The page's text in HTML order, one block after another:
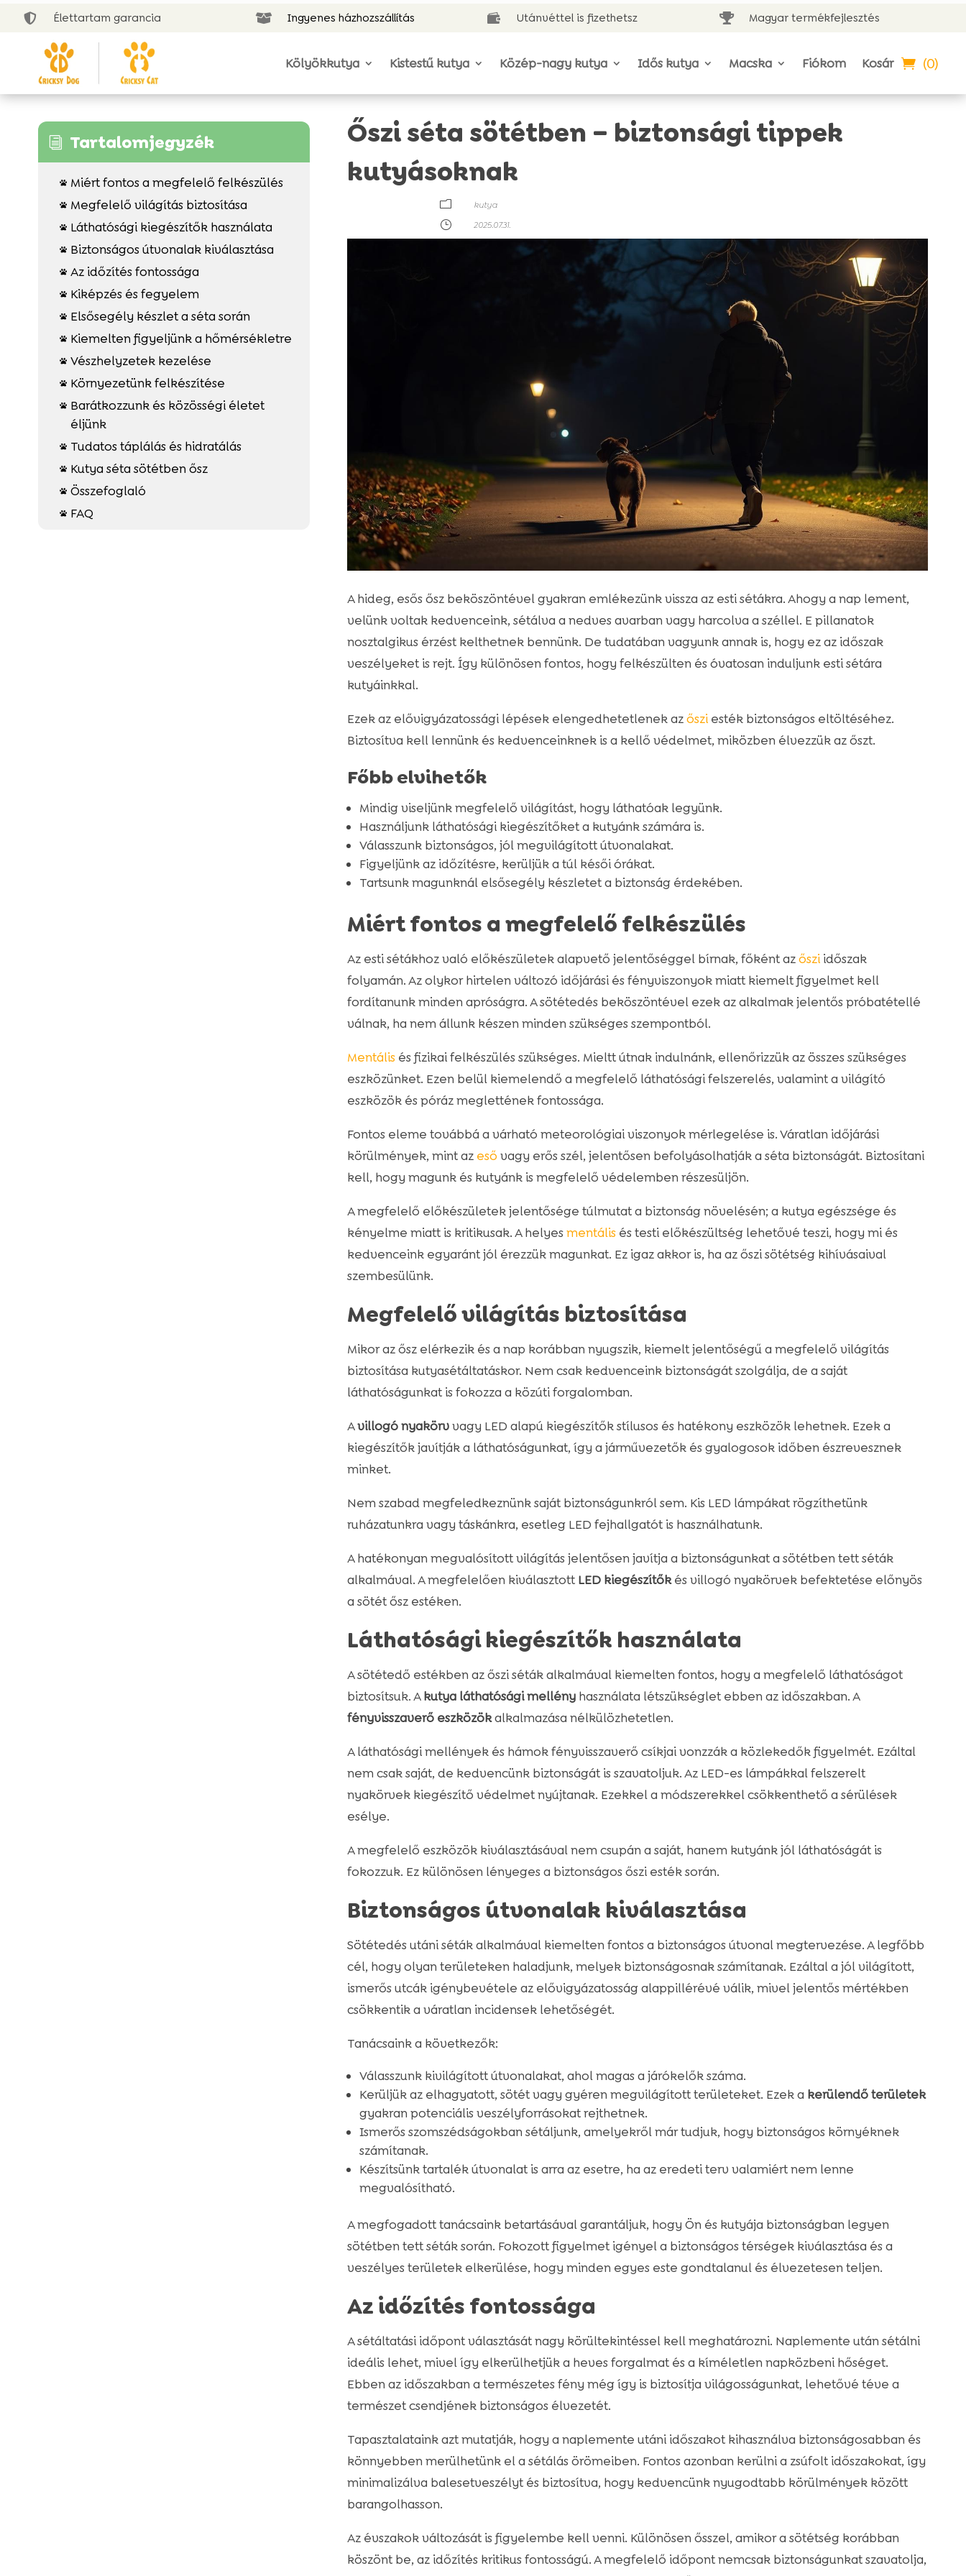
 Élettartam garancia  Ingyenes házhozszállítás  Utánvéttel is fizethetsz  Magyar termékfejlesztés
Kölyökkutya Kistestű kutya Közép-nagy kutya Idős kutya Macska Fiókom Kosár (0)
i Tartalomjegyzék
 Miért fontos a megfelelő felkészülés
 Megfelelő világítás biztosítása
 Láthatósági kiegészítők használata
 Biztonságos útvonalak kiválasztása
 Az időzítés fontossága
 Kiképzés és fegyelem
 Elsősegély készlet a séta során
 Kiemelten figyeljünk a hőmérsékletre
 Vészhelyzetek kezelése
 Környezetünk felkészítése

Barátkozzunk és közösségi életet
éljünk
 Tudatos táplálás és hidratálás
 Kutya séta sötétben ősz
 Összefoglaló
 FAQ
Őszi séta sötétben – biztonsági tippek
kutyásoknak
m
kutya
}
2025.07.31.
A hideg, esős ősz beköszöntével gyakran emlékezünk vissza az esti sétákra. Ahogy a nap lement,
velünk voltak kedvenceink, sétálva a nedves avarban vagy harcolva a széllel. E pillanatok
nosztalgikus érzést kelthetnek bennünk. De tudatában vagyunk annak is, hogy ez az időszak
veszélyeket is rejt. Így különösen fontos, hogy felkészülten és óvatosan induljunk esti sétára
kutyáinkkal.
Ezek az elővigyázatossági lépések elengedhetetlenek azősziesték biztonságos eltöltéséhez.
Biztosítva kell lennünk és kedvenceinknek is a kellő védelmet, miközben élvezzük az őszt.
Főbb elvihetők
Mindig viseljünk megfelelő világítást, hogy láthatóak legyünk.
Használjunk láthatósági kiegészítőket a kutyánk számára is.
Válasszunk biztonságos, jól megvilágított útvonalakat.
Figyeljünk az időzítésre, kerüljük a túl késői órákat.
Tartsunk magunknál elsősegély készletet a biztonság érdekében.
Miért fontos a megfelelő felkészülés
Az esti sétákhoz való előkészületek alapvető jelentőséggel bírnak, főként azősziidőszak
folyamán. Az olykor hirtelen változó időjárási és fényviszonyok miatt kiemelt figyelmet kell
fordítanunk minden apróságra. A sötétedés beköszöntével ezek az alkalmak jelentős próbatétellé
válnak, ha nem állunk készen minden szükséges szempontból.
Mentálisés fizikai felkészülés szükséges. Mieltt útnak indulnánk, ellenőrizzük az összes szükséges
eszközünket. Ezen belül kiemelendő a megfelelő láthatósági felszerelés, valamint a világító
eszközök és póráz meglettének fontossága.
Fontos eleme továbbá a várható meteorológiai viszonyok mérlegelése is. Váratlan időjárási
körülmények, mint az eső vagy erős szél, jelentősen befolyásolhatják a séta biztonságát. Biztosítani
kell, hogy magunk és kutyánk is megfelelő védelemben részesüljön.
A megfelelő előkészületek jelentősége túlmutat a biztonság növelésén; a kutya egészsége és
kényelme miatt is kritikusak. A helyesmentálisés testi előkészültség lehetővé teszi, hogy mi és
kedvenceink egyaránt jól érezzük magunkat. Ez igaz akkor is, ha az őszi sötétség kihívásaival
szembesülünk.
Megfelelő világítás biztosítása
Mikor az ősz elérkezik és a nap korábban nyugszik, kiemelt jelentőségű a megfelelő világítás
biztosítása kutyasétáltatáskor. Nem csak kedvenceink biztonságát szolgálja, de a saját
láthatóságunkat is fokozza a közúti forgalomban.
Avillogó nyakörvvagy LED alapú kiegészítők stílusos és hatékony eszközök lehetnek. Ezek a
kiegészítők javítják a láthatóságunkat, így a járművezetők és gyalogosok időben észrevesznek
minket.
Nem szabad megfeledkeznünk saját biztonságunkról sem. Kis LED lámpákat rögzíthetünk
ruházatunkra vagy táskánkra, esetleg LED fejhallgatót is használhatunk.
A hatékonyan megvalósított világítás jelentősen javítja a biztonságunkat a sötétben tett séták
alkalmával. A megfelelően kiválasztott LED kiegészítőkés villogó nyakörvek befektetése előnyös
a sötét ősz estéken.
Láthatósági kiegészítők használata
A sötétedő estékben az őszi séták alkalmával kiemelten fontos, hogy a megfelelő láthatóságot
biztosítsuk. Akutya láthatósági mellényhasználata létszükséglet ebben az időszakban. A
fényvisszaverő eszközökalkalmazása nélkülözhetetlen.
A láthatósági mellények és hámok fényvisszaverő csíkjai vonzzák a közlekedők figyelmét. Ezáltal
nem csak saját, de kedvencünk biztonságát is szavatoljuk. Az LED-es lámpákkal felszerelt
nyakörvek kiegészítő védelmet nyújtanak. Ezekkel a módszerekkel csökkenthető a sérülések
esélye.
A megfelelő eszközök kiválasztásával nem csupán a saját, hanem kutyánk jól láthatóságát is
fokozzuk. Ez különösen lényeges a biztonságos őszi esték során.
Biztonságos útvonalak kiválasztása
Sötétedés utáni séták alkalmával kiemelten fontos a biztonságos útvonal megtervezése. A legfőbb
cél, hogy olyan területeken haladjunk, melyek biztonságosnak számítanak. Ezáltal a jól világított,
ismerős utcák igénybevétele az elővigyázatosság alappillérévé válik, mivel jelentős mértékben
csökkentik a váratlan incidensek lehetőségét.
Tanácsaink a következők:
Válasszunk kivilágított útvonalakat, ahol magas a járókelők száma.
Kerüljük az elhagyatott, sötét vagy gyéren megvilágított területeket. Ezek a kerülendő területek
gyakran potenciális veszélyforrásokat rejthetnek.
Ismerős szomszédságokban sétáljunk, amelyekről már tudjuk, hogy biztonságos környéknek
számítanak.
Készítsünk tartalék útvonalat is arra az esetre, ha az eredeti terv valamiért nem lenne
megvalósítható.
A megfogadott tanácsaink betartásával garantáljuk, hogy Ön és kutyája biztonságban legyen
sötétben tett séták során. Fokozott figyelmet igényel a biztonságos térségek kiválasztása és a
veszélyes területek elkerülése, hogy minden egyes este gondtalanul és élvezetesen teljen.
Az időzítés fontossága
A sétáltatási időpont választását nagy körültekintéssel kell meghatározni. Naplemente után sétálni
ideális lehet, mivel így elkerülhetjük a heves forgalmat és a kíméletlen napközbeni hőséget.
Ebben az időszakban a természetes fény még így is biztosítja világosságunkat, lehetővé téve a
természet csendjének biztonságos élvezetét.
Tapasztalataink azt mutatják, hogy a naplemente utáni időszakot kihasználva biztonságosabban és
könnyebben merülhetünk el a sétálás örömeiben. Fontos azonban kerülni a zsúfolt időszakokat, így
minimalizálva balesetveszélyt és biztosítva, hogy kedvencünk nyugodtabb körülmények között
barangolhasson.
Az évszakok változását is figyelembe kell venni. Különösen ősszel, amikor a sötétség korábban
köszönt be, az időzítés kritikus fontosságú. A megfelelő időpont nemcsak biztonságunkat szavatolja,